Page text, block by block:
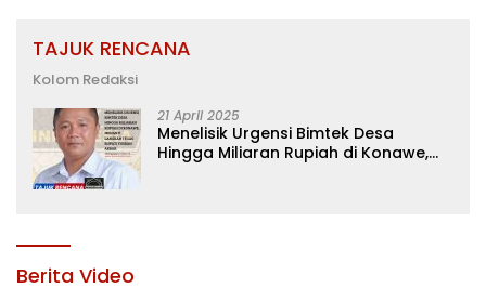
TAJUK RENCANA
Kolom Redaksi
21 April 2025
Menelisik Urgensi Bimtek Desa
Hingga Miliaran Rupiah di Konawe,
Berita Video